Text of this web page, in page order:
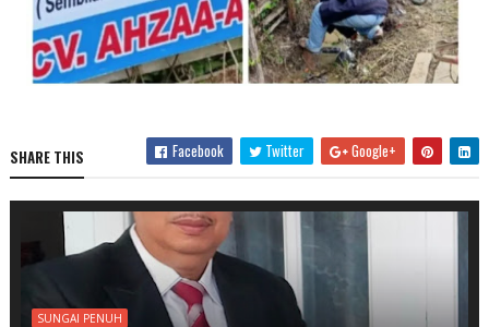
SHARE THIS Facebook Twitter Google+
SUNGAI PENUH